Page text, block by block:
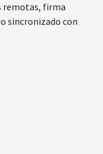
remotas, firma
sincronizado con